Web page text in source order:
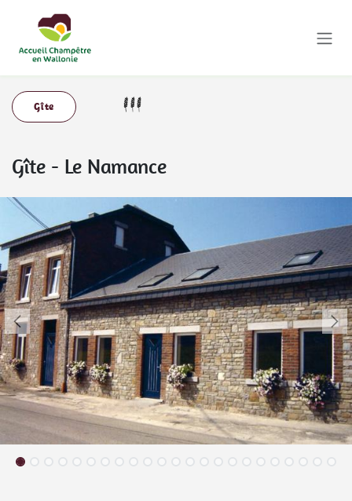
Gîte
Gîte - Le Namance